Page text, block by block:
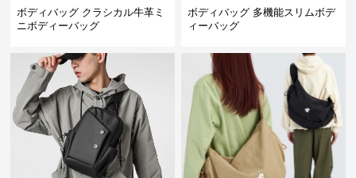
ボディバッグ クラシカル牛革ミ
ニボディーバッグ
ボディバッグ 多機能スリムボデ
ィーバッグ